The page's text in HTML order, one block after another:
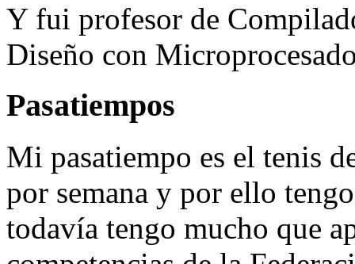
Y fui profesor de
Diseño con
Pasatiempos
Mi pasatiempo es el tenis
por semana y por ello
todavía tengo mucho que